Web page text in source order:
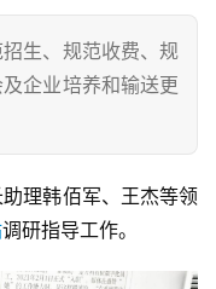
生、规范收费、规
企业培养和输送更
理韩佰军、王杰等领
调研指导工作。